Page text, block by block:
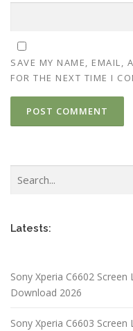
SAVE MY NAME, EMAIL,
FOR THE NEXT TIME I
Latests:
Sony Xperia C6602
Download 2026
Sony Xperia C6603